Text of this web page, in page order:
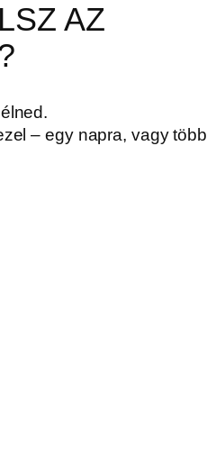
AZ
– egy napra, vagy több